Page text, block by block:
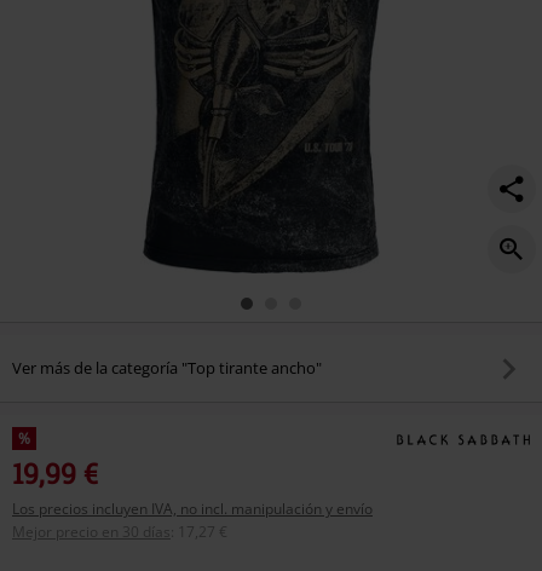
Ver más de la categoría "Top tirante ancho"
%
19,99 €
Los precios incluyen IVA, no incl. manipulación y envío
Mejor precio en 30 días
17,27 €